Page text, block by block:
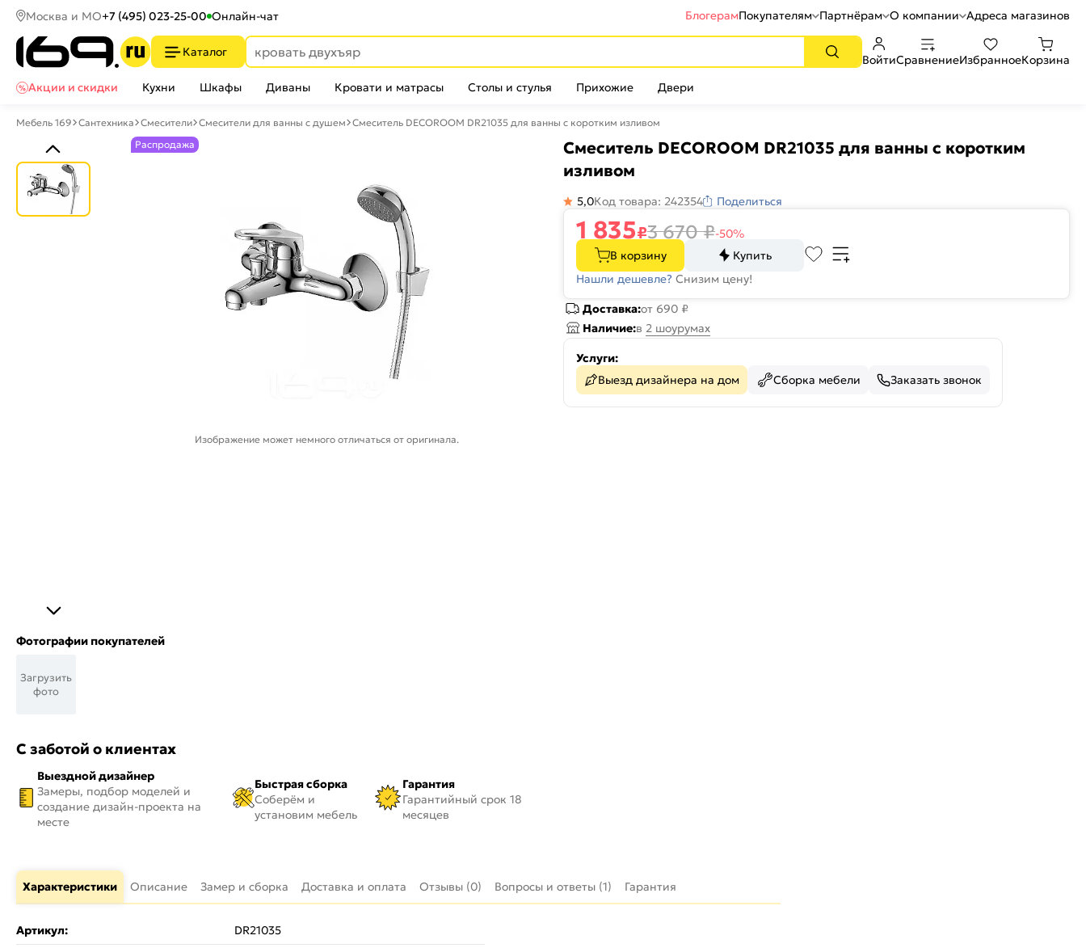
Москва и МО+7 (495) 023-25-00 Онлайн-чат БлогерамПокупателям Партнёрам О компании Адреса магазинов
Каталог
ВойтиСравнениеИзбранноеКорзина
Акции и скидки
Кухни Шкафы Диваны Кровати и матрасы Столы и стулья Прихожие Двери
Мебель 169 Сантехника Смесители Смесители для ванны с душем Смеситель DECOROOM DR21035 для ванны с коротким изливом
Распродажа
Изображение может немного отличаться от оригинала.
Фотографии покупателей
Загрузить
фото
С заботой о клиентах
Выездной дизайнер
Замеры, подбор моделей и
создание дизайн-проекта на
месте
Быстрая сборка
Соберём и
установим мебель
Гарантия
Гарантийный срок 18
месяцев
Смеситель DECOROOM DR21035 для ванны с коротким
изливом
5,0Код товара: 242354 Поделиться
1 835₽3 670₽-50%
В корзину
Купить
Нашли дешевле? Снизим цену!
Доставка:от 690 ₽
Наличие:в 2 шоурумах
Услуги:
Выезд дизайнера на дом
Сборка мебели Заказать звонок
Характеристики Описание Замер и сборка Доставка и оплата Отзывы (0) Вопросы и ответы (1) Гарантия
Артикул:
DR21035